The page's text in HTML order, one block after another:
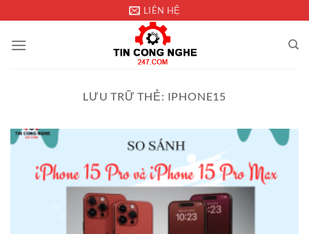
đến
nội
LIÊN HỆ
LƯU TRỮ THẺ: IPHONE15